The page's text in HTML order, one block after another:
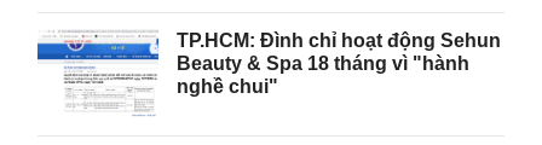
TP.HCM: Đình chỉ hoạt động Sehun
Beauty & Spa 18 tháng vì "hành
nghề chui"